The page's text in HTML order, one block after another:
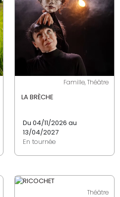
Famille, Théâtre
LA BRÈCHE
Du 04/11/2026 au
13/04/2027
En tournée
Théâtre